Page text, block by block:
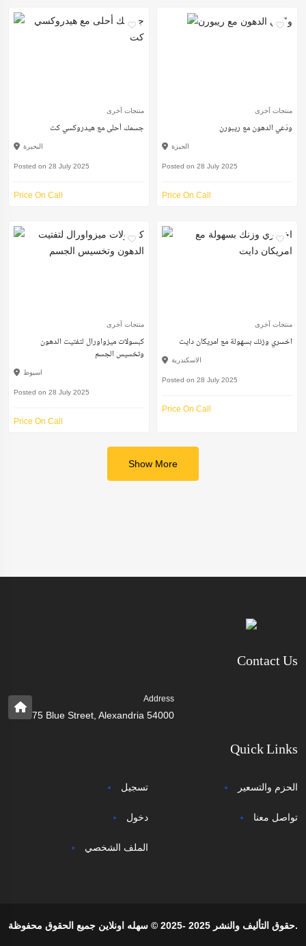
منتجات آخرى
جسمك أحلى مع هيدروكسي كت
البحيرة
Posted on 28 July 2025
Price On Call
منتجات آخرى
ودّعي الدهون مع ريبورن
الجيزة
Posted on 28 July 2025
Price On Call
منتجات آخرى
كبسولات ميزواورال لتفتيت الدهون
وتخسيس الجسم
اسيوط
Posted on 28 July 2025
Price On Call
منتجات آخرى
اخسري وزنك بسهولة مع امريكان دايت
الاسكندرية
Posted on 28 July 2025
Price On Call
Show More
Contact Us
Address
75 Blue Street, Alexandria 54000
Quick Links
تسجيل
دخول
الملف الشخصي
الحزم والتسعير
تواصل معنا
حقوق التأليف والنشر 2025 -2025 © سهله اونلاين جميع الحقوق محفوظة.